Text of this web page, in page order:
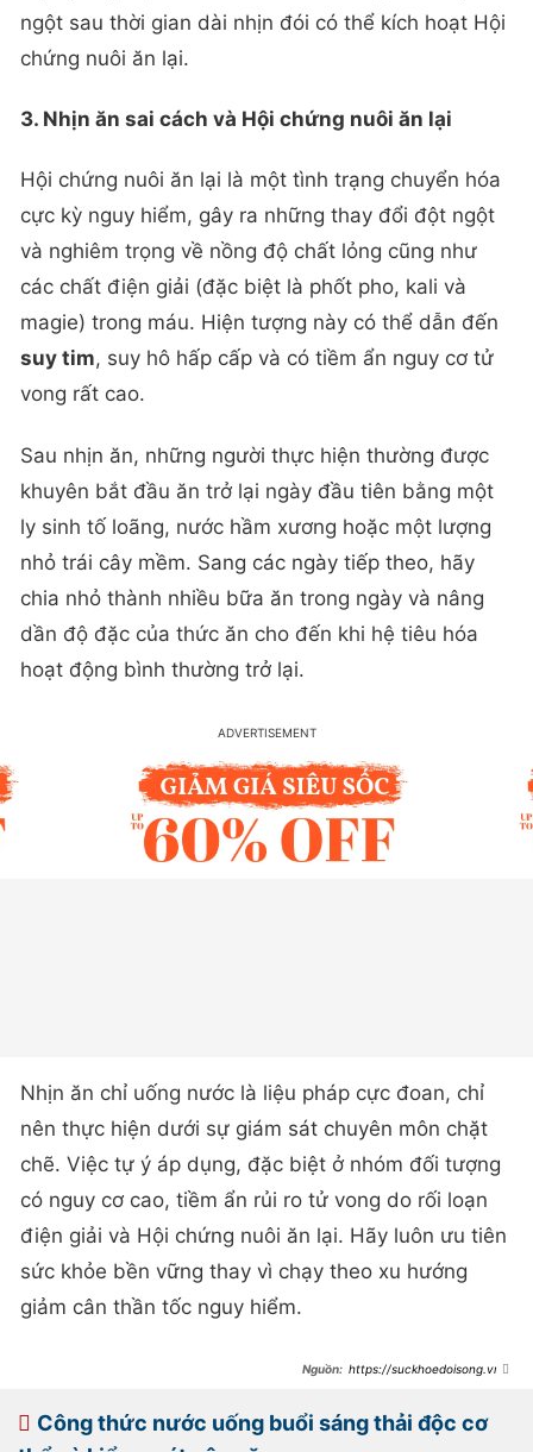
ngột sau thời gian dài nhịn đói có thể kích hoạt Hội
chứng nuôi ăn lại.
3. Nhịn ăn sai cách và Hội chứng nuôi ăn lại
Hội chứng nuôi ăn lại là một tình trạng chuyển hóa
cực kỳ nguy hiểm, gây ra những thay đổi đột ngột
và nghiêm trọng về nồng độ chất lỏng cũng như
các chất điện giải (đặc biệt là phốt pho, kali và
magie) trong máu. Hiện tượng này có thể dẫn đến
suy tim, suy hô hấp cấp và có tiềm ẩn nguy cơ tử
vong rất cao.
Sau nhịn ăn, những người thực hiện thường được
khuyên bắt đầu ăn trở lại ngày đầu tiên bằng một
ly sinh tố loãng, nước hầm xương hoặc một lượng
nhỏ trái cây mềm. Sang các ngày tiếp theo, hãy
chia nhỏ thành nhiều bữa ăn trong ngày và nâng
dần độ đặc của thức ăn cho đến khi hệ tiêu hóa
hoạt động bình thường trở lại.
Nhịn ăn chỉ uống nước là liệu pháp cực đoan, chỉ
nên thực hiện dưới sự giám sát chuyên môn chặt
chẽ. Việc tự ý áp dụng, đặc biệt ở nhóm đối tượng
có nguy cơ cao, tiềm ẩn rủi ro tử vong do rối loạn
điện giải và Hội chứng nuôi ăn lại. Hãy luôn ưu tiên
sức khỏe bền vững thay vì chạy theo xu hướng
giảm cân thần tốc nguy hiểm.
https://suckhoedoisong.vn/n
169260531215425852.htm
Công thức nước uống buổi sáng thải độc cơ